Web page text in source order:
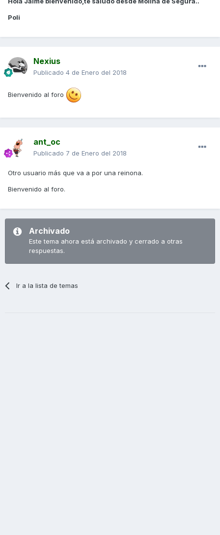
Poli
Nexius
Publicado 4 de Enero del 2018
Bienvenido al foro
ant_oc
Publicado 7 de Enero del 2018
Otro usuario más que va a por una reinona.
Bienvenido al foro.
Archivado
Este tema ahora está archivado y cerrado a otras
respuestas.
Ir a la lista de temas